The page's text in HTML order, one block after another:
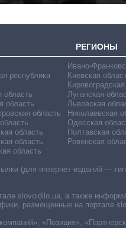
РЕГИОНЫ
республика
область
область
область
область
область
область
Ивано-
Киевская
Луганская
Львовская
Николаевская
Одесская
Полтавская
Ровенская
(для интернет-изданий —
slovoidilo.ua, а также
размещенные на портале
«Позиция»,